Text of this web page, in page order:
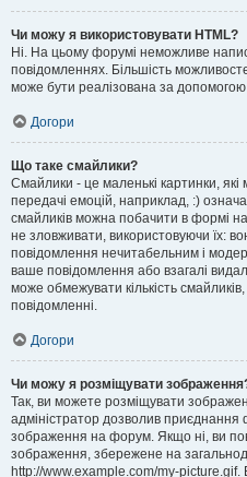
Чи можу я використовувати HTML?
Ні. На цьому форумі неможливе
повідомленнях. Більшість
може бути реалізована за
Догори
Що таке смайлики?
Смайлики - це маленькі картинки, які
передачі емоцій, наприклад, :)
смайликів можна побачити в формі
не зловживати, використовуючи їх:
повідомлення нечитабельним і
ваше повідомлення або взагалі
може обмежувати кількість
повідомленні.
Догори
Чи можу я розміщувати
Так, ви можете розміщувати
адміністратор дозволив
зображення на форум. Якщо ні, ви
зображення, збережене на
http://www.example.com/my-